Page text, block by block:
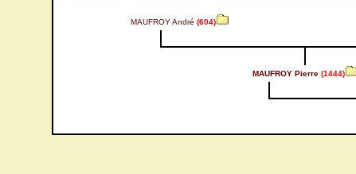
MAUFROY André (604)
MAUFROY Pierre (1444)